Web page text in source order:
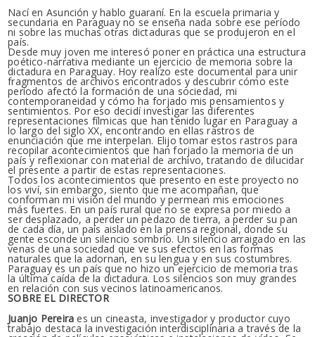
Nací en Asunción y hablo guaraní. En la escuela primaria y
secundaria en Paraguay no se enseña nada sobre ese período
ni sobre las muchas otras dictaduras que se produjeron en el
país.
Desde muy joven me interesó poner en práctica una estructura
poético-narrativa mediante un ejercicio de memoria sobre la
dictadura en Paraguay. Hoy realizo este documental para unir
fragmentos de archivos encontrados y descubrir cómo este
período afectó la formación de una sociedad, mi
contemporaneidad y cómo ha forjado mis pensamientos y
sentimientos. Por eso decidí investigar las diferentes
representaciones fílmicas que han tenido lugar en Paraguay a
lo largo del siglo XX, encontrando en ellas rastros de
enunciación que me interpelan. Elijo tomar estos rastros para
recopilar acontecimientos que han forjado la memoria de un
país y reflexionar con material de archivo, tratando de dilucidar
el presente a partir de estas representaciones.
Todos los acontecimientos que presento en este proyecto no
los viví, sin embargo, siento que me acompañan, que
conforman mi visión del mundo y permean mis emociones
más fuertes. En un país rural que no se expresa por miedo a
ser desplazado, a perder un pedazo de tierra, a perder su pan
de cada día, un país aislado en la prensa regional, donde su
gente esconde un silencio sombrío. Un silencio arraigado en las
venas de una sociedad que ve sus efectos en las formas
naturales que la adornan, en su lengua y en sus costumbres.
Paraguay es un país que no hizo un ejercicio de memoria tras
la última caída de la dictadura. Los silencios son muy grandes
en relación con sus vecinos latinoamericanos.
SOBRE EL DIRECTOR
Juanjo Pereira es un cineasta, investigador y productor cuyo
trabajo destaca la investigación interdisciplinaria a través de la